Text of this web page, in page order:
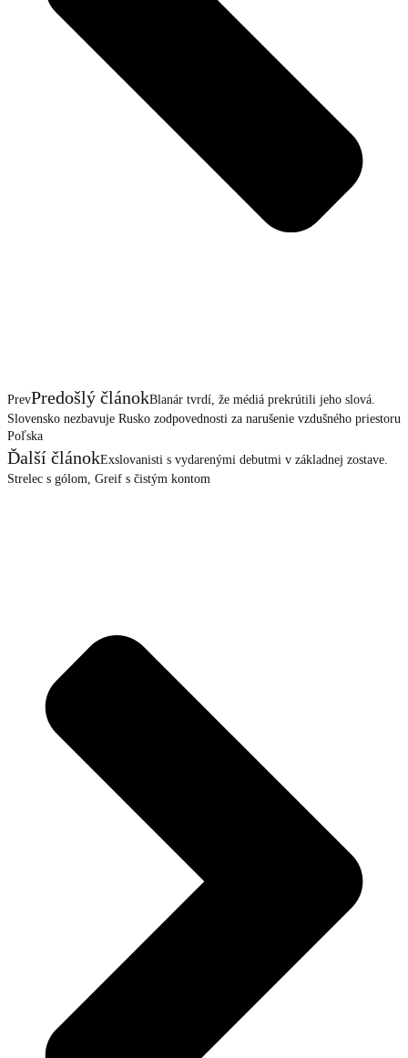
PrevPredošlý článokBlanár tvrdí, že médiá prekrútili jeho slová.
Slovensko nezbavuje Rusko zodpovednosti za narušenie vzdušného priestoru
Poľska
Ďalší článokExslovanisti s vydarenými debutmi v základnej zostave.
Strelec s gólom, Greif s čistým kontom